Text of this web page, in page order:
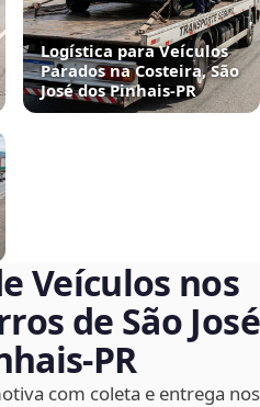
Logística para Veículos
Parados na Costeira, São
José dos Pinhais‑PR
Veículos nos
de São José
com coleta e entrega nos